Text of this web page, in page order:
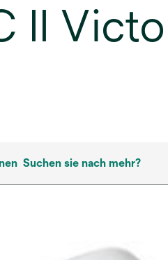
II
Suchen sie nach mehr?